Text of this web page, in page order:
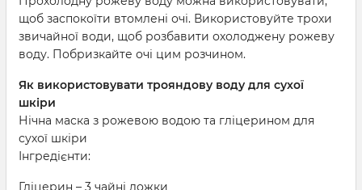
щоб заспокоїти втомлені очі. Використовуйте трохи
звичайної води, щоб розбавити охолоджену рожеву
воду. Побризкайте очі цим розчином.
Як використовувати трояндову воду для сухої
шкіри
Нічна маска з рожевою водою та гліцерином для
сухої шкіри
Інгредієнти:
Гліцерин – 3 чайні ложки